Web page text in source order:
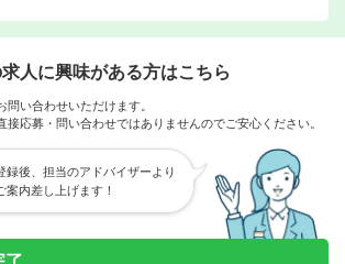
求人に興味がある方はこちら
問い合わせいただけます。
接応募・問い合わせではありませんのでご安心ください。
録後、担当のアドバイザーより
案内差し上げます！